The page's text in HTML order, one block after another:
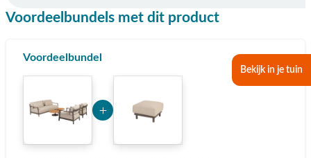
Bekijk in je tuin
Voordeelbundels met dit product
Voordeelbundel
Add Product NjgyMQ== 6a74c1bdc271b